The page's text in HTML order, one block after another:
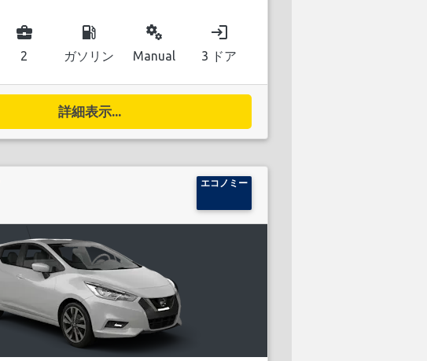
business_center
2
local_gas_station
ガソリン
miscellaneous_services
Manual
login
3 ドア
詳細表示...
エコノミー